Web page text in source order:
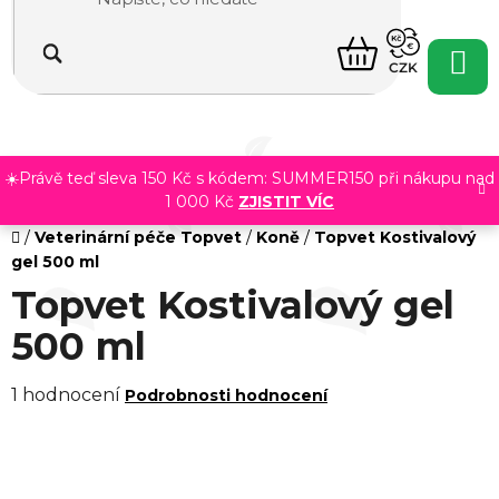
obsah
☀️Právě teď sleva 150 Kč s kódem: SUMMER150 při nákupu nad
1 000 Kč ZJISTIT VÍC
NÁKUPNÍ
KOŠÍK
CZK
Domů
/ Veterinární péče Topvet / Koně / Topvet Kostivalový
gel 500 ml
Topvet Kostivalový gel
500 ml
Průměrné
1 hodnocení Podrobnosti hodnocení